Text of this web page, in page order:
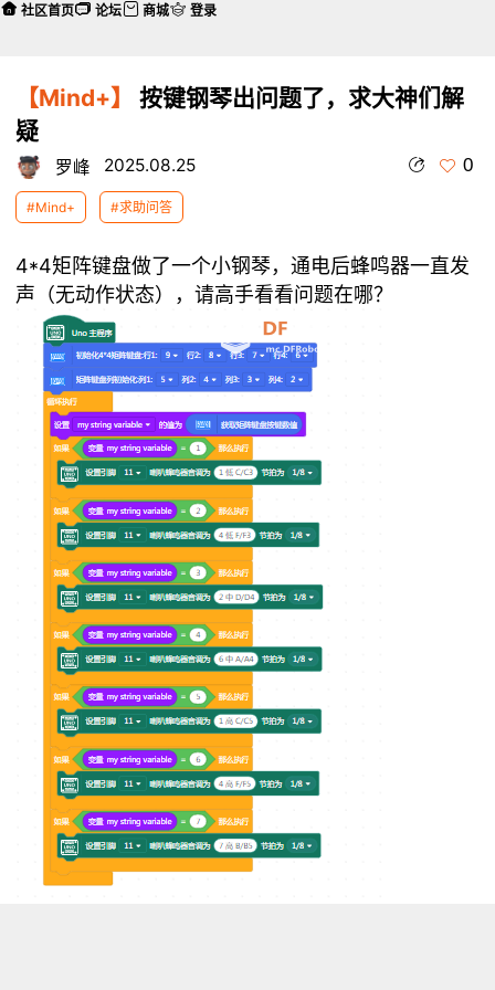
【Mind+】
按键钢琴出问题了，求大神们解
疑
罗峰 2025.08.25 0
#Mind+ #求助问答
4*4矩阵键盘做了一个小钢琴，通电后蜂鸣器一直发
声（无动作状态），请高手看看问题在哪？
社区首页 论坛 商城 登录